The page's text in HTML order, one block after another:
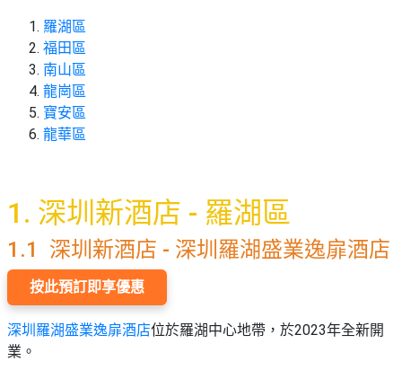
禮
品
訂
製
禮
地
置
用
即
拍
拖
企
業/
動
婚
禮
親
子
活
會
員
需
知
神
器
情
心
絡
們
關
我
們
好
去
處
節
日
#
週
末
好
處
羅湖區
福田區
南山區
龍崗區
寶安區
龍華區
1. 深圳新酒店 - 羅湖區
1.1 深圳新酒店 - 深圳羅湖盛業逸扉酒店
按此預訂即享優惠
深圳羅湖盛業逸扉酒店位於羅湖中心地帶，於2023年全新開
業。